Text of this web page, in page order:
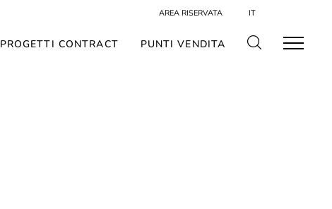
AREA RISERVATA IT
PROGETTI CONTRACT PUNTI VENDITA